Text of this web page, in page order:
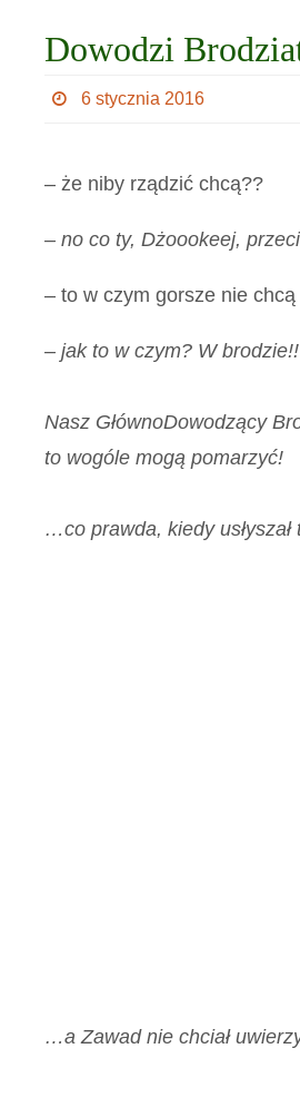
Dowodzi
6 stycznia 2016
– że niby rządzić chcą??
– no co ty, Dżoookeej,
– to w czym gorsze nie
– jak to w czym? W brodzie!!
Nasz GłównoDowodzący
to wogóle mogą pomarzyć!
…co prawda, kiedy
…a Zawad nie chciał